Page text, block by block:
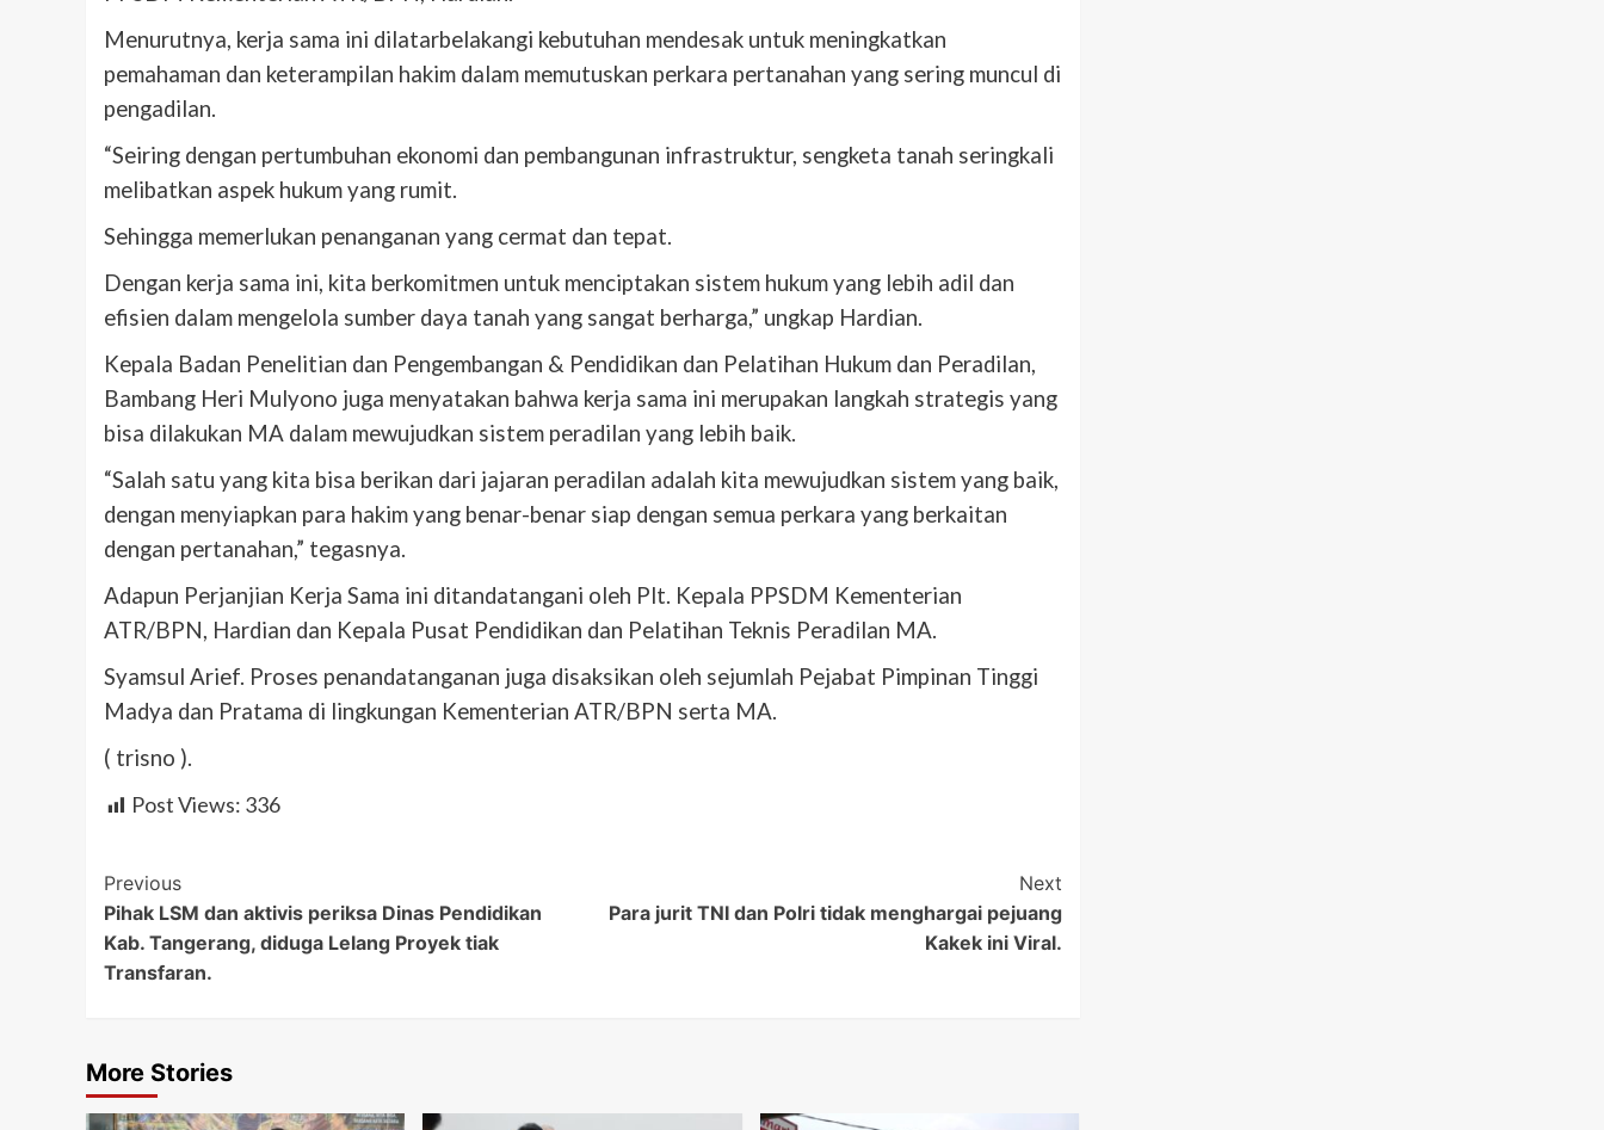
Menurutnya, kerja sama ini dilatarbelakangi kebutuhan mendesak untuk meningkatkan
pemahaman dan keterampilan hakim dalam memutuskan perkara pertanahan yang sering muncul di
pengadilan.
“Seiring dengan pertumbuhan ekonomi dan pembangunan infrastruktur, sengketa tanah seringkali
melibatkan aspek hukum yang rumit.
Sehingga memerlukan penanganan yang cermat dan tepat.
Dengan kerja sama ini, kita berkomitmen untuk menciptakan sistem hukum yang lebih adil dan
efisien dalam mengelola sumber daya tanah yang sangat berharga,” ungkap Hardian.
Kepala Badan Penelitian dan Pengembangan & Pendidikan dan Pelatihan Hukum dan Peradilan,
Bambang Heri Mulyono juga menyatakan bahwa kerja sama ini merupakan langkah strategis yang
bisa dilakukan MA dalam mewujudkan sistem peradilan yang lebih baik.
“Salah satu yang kita bisa berikan dari jajaran peradilan adalah kita mewujudkan sistem yang baik,
dengan menyiapkan para hakim yang benar-benar siap dengan semua perkara yang berkaitan
dengan pertanahan,” tegasnya.
Adapun Perjanjian Kerja Sama ini ditandatangani oleh Plt. Kepala PPSDM Kementerian
ATR/BPN, Hardian dan Kepala Pusat Pendidikan dan Pelatihan Teknis Peradilan MA.
Syamsul Arief. Proses penandatanganan juga disaksikan oleh sejumlah Pejabat Pimpinan Tinggi
Madya dan Pratama di lingkungan Kementerian ATR/BPN serta MA.
( trisno ).
Post Views: 336
Post
Navigation
Previous
Pihak LSM dan aktivis periksa Dinas Pendidikan
Kab. Tangerang, diduga Lelang Proyek tiak
Transfaran.
Next
Para jurit TNI dan Polri tidak menghargai pejuang
Kakek ini Viral.
More Stories